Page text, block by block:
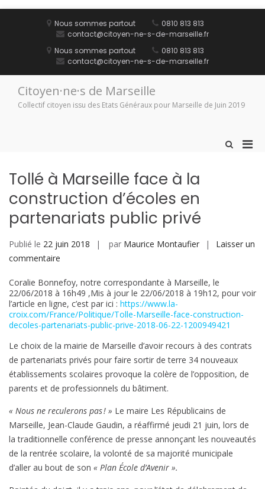
Nous sommes partout
0810 813 813
contact@citoyen-ne-s-de-marseille.fr
Nous sommes partout
0810 813 813
contact@citoyen-ne-s-de-marseille.fr
Citoyen·ne·s de Marseille
Collectif citoyen issu des Etats Généraux pour Marseille de Juin 2019
Afficher
Tollé à Marseille face à la
construction d’écoles en
partenariats public privé
Publié le 22 juin 2018 par Maurice Montaufier
Laisser un
commentaire
à
Marseille
face
à
la
construction
d’écoles
en
public
privé
Coralie Bonnefoy, notre correspondante à Marseille, le
22/06/2018 à 16h49 ,Mis à jour le 22/06/2018 à 19h12, pour voir
l’article en ligne, c’est par ici : https://www.la-
croix.com/France/Politique/Tolle-Marseille-face-construction-
decoles-partenariats-public-prive-2018-06-22-1200949421
Le choix de la mairie de Marseille d’avoir recours à des contrats
de partenariats privés pour faire sortir de terre 34 nouveaux
établissements scolaires provoque la colère de l’opposition, de
parents et de professionnels du bâtiment.
« Nous ne reculerons pas ! » Le maire Les Républicains de
Marseille, Jean-Claude Gaudin, a réaffirmé jeudi 21 juin, lors de
la traditionnelle conférence de presse annonçant les nouveautés
de la rentrée scolaire, la volonté de sa majorité municipale
d’aller au bout de son « Plan École d’Avenir ».